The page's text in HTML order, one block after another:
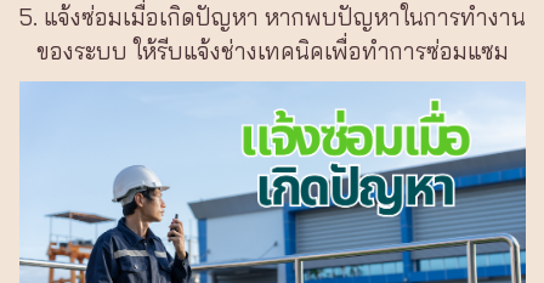
5. แจ้งซ่อมเมื่อเกิดปัญหา หากพบปัญหาในการทำงาน
ของระบบ ให้รีบแจ้งช่างเทคนิคเพื่อทำการซ่อมแซม